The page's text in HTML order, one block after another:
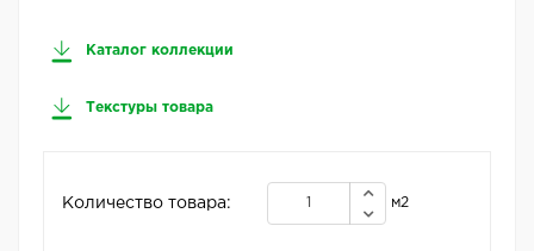
Каталог коллекции
Текстуры товара
Количество товара: м2